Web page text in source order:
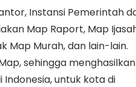
Instansi Pemerintah
Map Raport, Map
Map Murah, dan lain-lain.
sehingga menghasilkan
untuk kota di